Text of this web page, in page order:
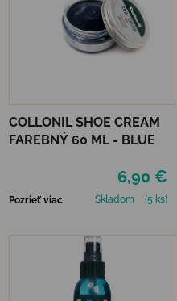
COLLONIL SHOE CREAM
FAREBNÝ 60 ML - BLUE
6,90 €
Pozrieť viac Skladom (5 ks)